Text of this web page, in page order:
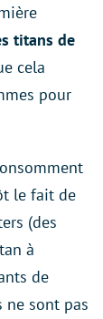
titans de
cela
pour
le fait de
(des
à
de
ne sont pas